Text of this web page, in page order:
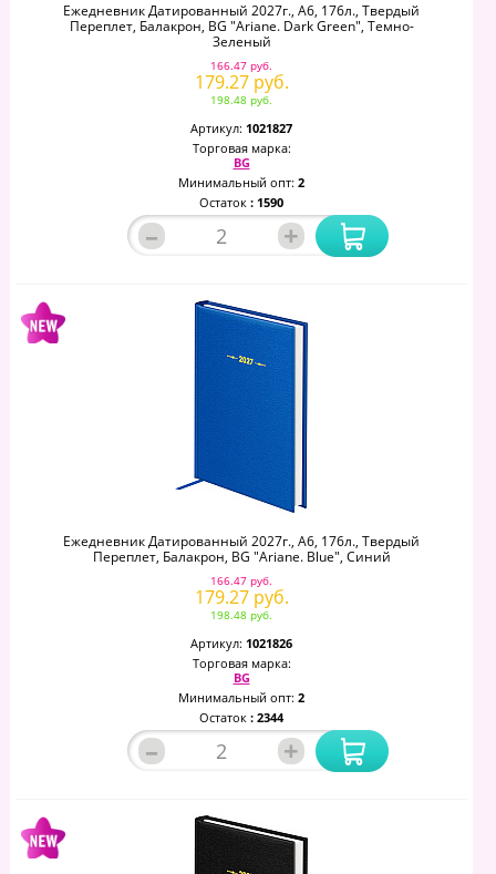
Ежедневник Датированный 2027г., А6, 176л., Твердый
Переплет, Балакрон, BG "Ariane. Dark Green", Темно-
Зеленый
166.47 руб.
179.27 руб.
198.48 руб.
Артикул: 1021827
Торговая марка:
BG
Минимальный опт: 2
Остаток : 1590
– +
Ежедневник Датированный 2027г., А6, 176л., Твердый
Переплет, Балакрон, BG "Ariane. Blue", Синий
166.47 руб.
179.27 руб.
198.48 руб.
Артикул: 1021826
Торговая марка:
BG
Минимальный опт: 2
Остаток : 2344
– +